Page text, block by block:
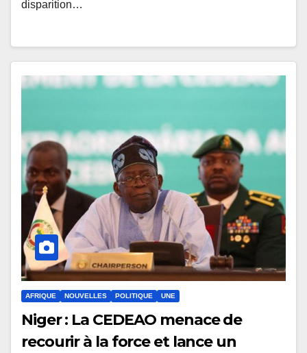
disparition…
AFRIQUE NOUVELLES POLITIQUE UNE
Niger : La CEDEAO menace de
recourir à la force et lance un